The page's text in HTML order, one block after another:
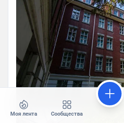
Моя лента Сообщества